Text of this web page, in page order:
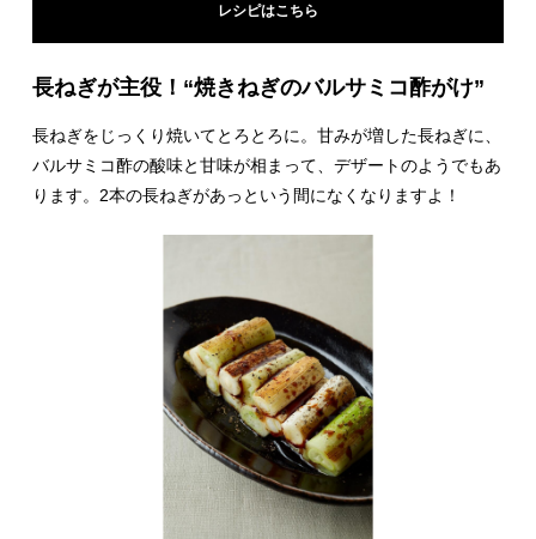
レシピはこちら
長ねぎが主役！“焼きねぎのバルサミコ酢がけ”
長ねぎをじっくり焼いてとろとろに。甘みが増した長ねぎに、
バルサミコ酢の酸味と甘味が相まって、デザートのようでもあ
ります。2本の長ねぎがあっという間になくなりますよ！